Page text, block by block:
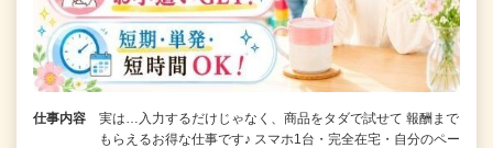
仕事内容
実は…入力するだけじゃなく、商品をタダで試せて 報酬まで
もらえるお得な仕事です♪ スマホ1台・完全在宅・自分のペー